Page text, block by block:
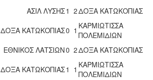
ΑΣΙΛ ΛΥΣΗΣ1 2ΔΟΞΑ ΚΑΤΩΚΟΠΙΑΣ
ΔΟΞΑ ΚΑΤΩΚΟΠΙΑΣ0 1 ΚΑΡΜΙΩΤΙΣΣΑ
ΠΟΛΕΜΙΔΙΩΝ
ΕΘΝΙΚΟΣ ΛΑΤΣΙΩΝ0 2ΔΟΞΑ ΚΑΤΩΚΟΠΙΑΣ
ΔΟΞΑ ΚΑΤΩΚΟΠΙΑΣ1 1 ΚΑΡΜΙΩΤΙΣΣΑ
ΠΟΛΕΜΙΔΙΩΝ